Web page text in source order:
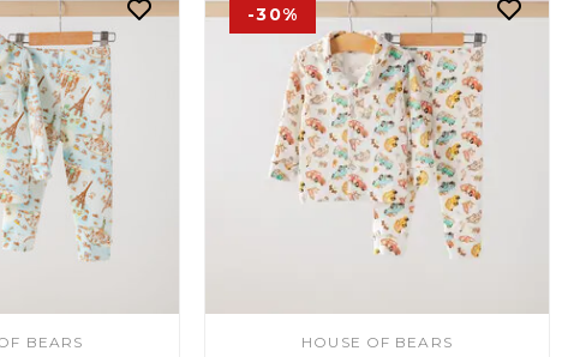
BEARS
-30%
HOUSE OF BEARS